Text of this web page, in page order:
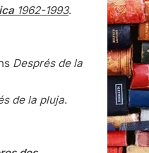
1962-1993.
Després de la
de la pluja.